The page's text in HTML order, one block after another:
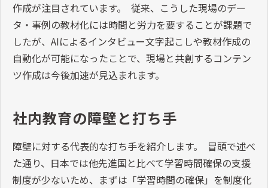
作成が注目されています。 従来、こうした現場のデー
タ・事例の教材化には時間と労力を要することが課題で
したが、AIによるインタビュー文字起こしや教材作成の
自動化が可能になったことで、現場と共創するコンテン
ツ作成は今後加速が見込まれます。
社内教育の障壁と打ち手
障壁に対する代表的な打ち手を紹介します。 冒頭で述べ
た通り、日本では他先進国と比べて学習時間確保の支援
制度が少ないため、まずは「学習時間の確保」を制度化